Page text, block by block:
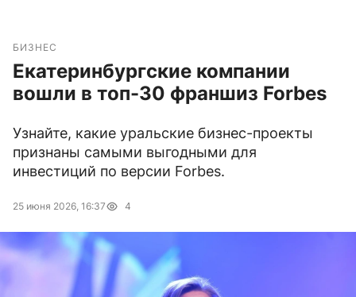
БИЗНЕС
Екатеринбургские компании
вошли в топ-30 франшиз Forbes
Узнайте, какие уральские бизнес-проекты
признаны самыми выгодными для
инвестиций по версии Forbes.
25 июня 2026, 16:37 4